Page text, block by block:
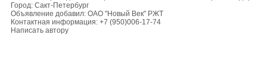
Город: Сакт-Петербург
Объявление добавил: ОАО "Новый Век" РЖТ
Контактная информация: +7 (950)006-17-74
Написать автору